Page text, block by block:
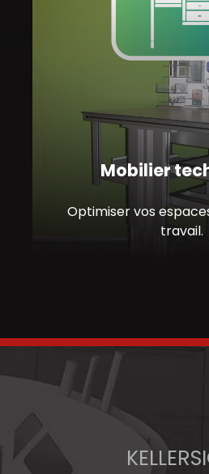
Mobilier
Optimiser vos
travail.